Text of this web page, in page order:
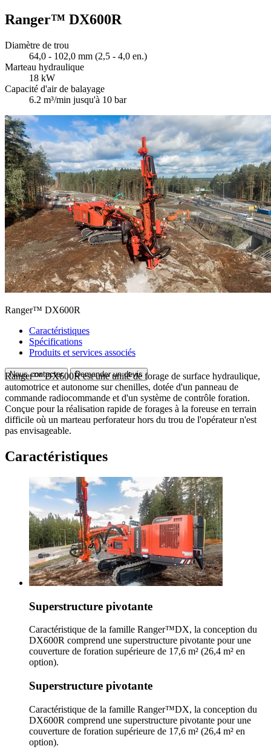
Ranger™ DX600R
Diamètre de trou
64,0 - 102,0 mm (2,5 - 4,0 en.)
Marteau hydraulique
18 kW
Capacité d'air de balayage
6.2 m³/min jusqu'à 10 bar
Ranger™ DX600R
Caractéristiques
Spécifications
Produits et services associés
Nous contacter Demander un devis
Ranger™ DX600R est une unité de forage de surface hydraulique,
automotrice et autonome sur chenilles, dotée d'un panneau de
commande radiocommande et d'un système de contrôle foration.
Conçue pour la réalisation rapide de forages à la foreuse en terrain
difficile où un marteau perforateur hors du trou de l'opérateur n'est
pas envisageable.
Caractéristiques
Superstructure pivotante
Caractéristique de la famille Ranger™DX, la conception du
DX600R comprend une superstructure pivotante pour une
couverture de foration supérieure de 17,6 m² (26,4 m² en
option).
Superstructure pivotante
Caractéristique de la famille Ranger™DX, la conception du
DX600R comprend une superstructure pivotante pour une
couverture de foration supérieure de 17,6 m² (26,4 m² en
option).